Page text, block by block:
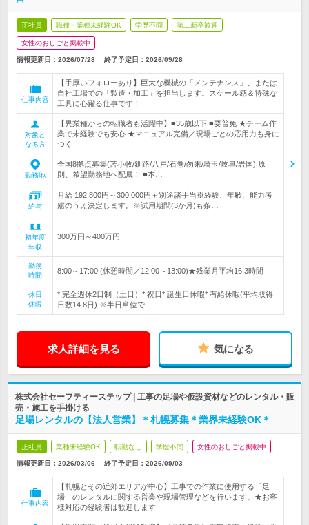
正社員 職種・業種未経験OK 学歴不問 第二新卒歓迎
女性のおしごと掲載中
情報更新日：2026/07/28 終了予定日： 2026/09/28
仕事内容
【手厚いフォローあり】巨大な機械の「メンテナンス」、または
自社工場での「製造・加工」を担当します。スケール感＆特殊な
工具に心躍る仕事です！
対象と
なる方
【異業種からの転職者も活躍中】■35歳以下 ■要普免 ★チーム作
業で未経験でも安心 ★マニュアル完備／現場ごとの応用力も身に
つく
勤務地
全国8拠点募集(苫小牧/釧路/八戸/石巻/勿来/埼玉/岐阜/岩国) 原
則、希望勤務地へ配属！ ■本…
給与
月給 192,800円～300,000円＋別途諸手当※経験、年齢、能力考
慮のうえ決定します。※試用期間(3か月)も条…
初年度
年収
300万円～400万円
勤務
時間
8:00～17:00 (休憩時間／12:00～13:00)★残業月平均16.3時間
休日
休暇
* 完全週休2日制（土日）* 祝日* 誕生日休暇* 有給休暇(平均取得
日数14.8日) ※半日単位で…
求人詳細を見る 気になる
株式会社セーフティーステップ | 工事の足場や仮設資材などのレンタル・販
売・施工を手掛ける
足場レンタルの【法人営業】＊札幌募集＊業界未経験OK＊
正社員 業種未経験OK 転勤なし 学歴不問 女性のおしごと掲載中
情報更新日：2026/03/06 終了予定日： 2026/09/03
仕事内容
【札幌とその近郊エリアが中心】工事での作業に使用する「足
場」のレンタルに関する営業や現場管理などを行います。★お客
様対応の経験者は歓迎します